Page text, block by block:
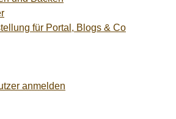
für Portal, Blogs & Co
anmelden